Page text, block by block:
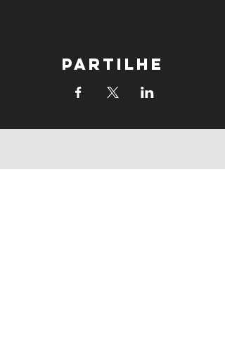
Partilhe